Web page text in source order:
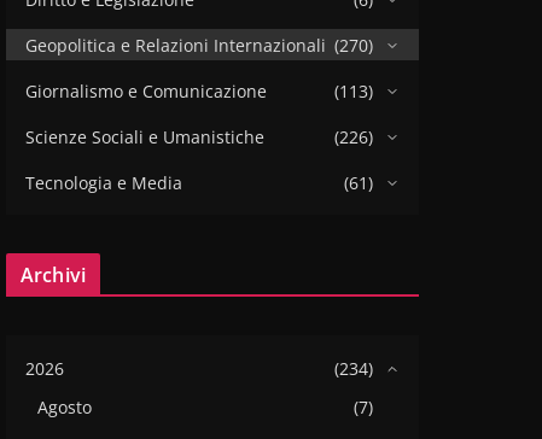
Geopolitica e Relazioni Internazionali (270)
Giornalismo e Comunicazione
(113)
Scienze Sociali e Umanistiche
(226)
Tecnologia e Media
(61)
Archivi
2026
(234)
Agosto
(7)